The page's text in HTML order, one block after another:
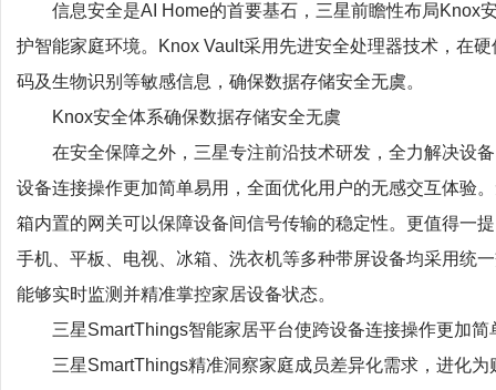
信息安全是AI Home的首要基石，三星前瞻性布局Knox
护智能家庭环境。Knox Vault采用先进安全处理器技术，在
码及生物识别等敏感信息，确保数据存储安全无虞。
Knox安全体系确保数据存储安全无虞
在安全保障之外，三星专注前沿技术研发，全力解决设备
设备连接操作更加简单易用，全面优化用户的无感交互体验
箱内置的网关可以保障设备间信号传输的稳定性。更值得一
手机、平板、电视、冰箱、洗衣机等多种带屏设备均采用统
能够实时监测并精准掌控家居设备状态。
三星SmartThings智能家居平台使跨设备连接操作更加简
三星SmartThings精准洞察家庭成员差异化需求，进化为